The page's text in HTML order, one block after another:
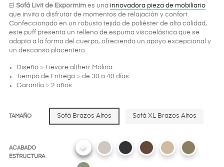
El Sofá Livit de Expormim es una innovadora pieza de mobiliario
que invita a disfrutar de momentos de relajación y confort.
Confeccionado en un robusto tejido de poliéster de alta calidad,
este puff presenta un relleno de espuma viscoelástica que se
adapta a la forma del cuerpo, ofreciendo un apoyo excepcional y
un descanso placentero.
Diseño > Lievore altherr Molina
Tiempo de Entrega > de 30 a 40 días
Garantía > 2 años
TAMAÑO Sofá Brazos Altos Sofá XL Brazos Altos
ACABADO
ESTRUCTURA